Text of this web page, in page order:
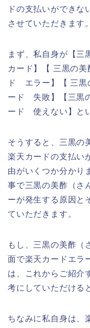
ドの支払いができな
させていただきます。
まず、私自身が【三
カード】【 三黒の
ド エラー】【 三黒
ード 失敗】【三黒
ード 使えない】と
そうすると、三黒の
楽天カードの支払い
由がいくつか分かり
事で三黒の美酢（さ
ーが発生する原因と
ていただきます。
もし、三黒の美酢（
面で楽天カードエラ
は、これからご紹介
考にしていただける
ちなみに私自身は、